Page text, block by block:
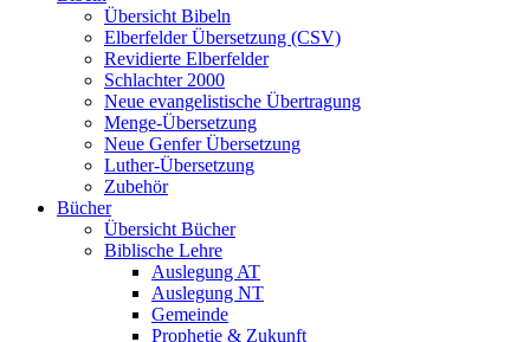
Übersicht Bibeln
Elberfelder Übersetzung (CSV)
Revidierte Elberfelder
Schlachter 2000
Neue evangelistische Übertragung
Menge-Übersetzung
Neue Genfer Übersetzung
Luther-Übersetzung
Zubehör
Bücher
Übersicht Bücher
Biblische Lehre
Auslegung AT
Auslegung NT
Gemeinde
Prophetie & Zukunft